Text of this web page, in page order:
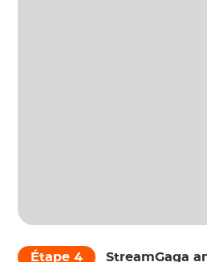
Étape 4
StreamGaga